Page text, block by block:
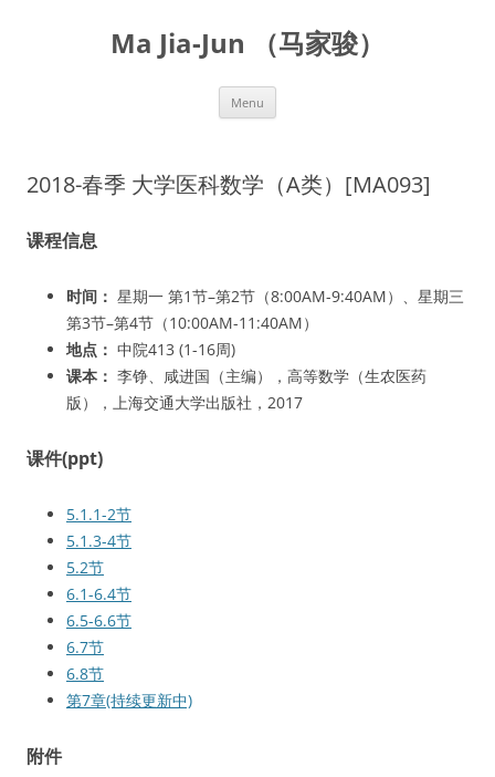
Ma Jia-Jun （马家骏）
Menu
2018-春季 大学医科数学（A类）[MA093]
课程信息
时间： 星期一 第1节–第2节（8:00AM-9:40AM）、星期三
第3节–第4节（10:00AM-11:40AM）
地点： 中院413 (1-16周)
课本： 李铮、咸进国（主编），高等数学（生农医药
版），上海交通大学出版社，2017
课件(ppt)
5.1.1-2节
5.1.3-4节
5.2节
6.1-6.4节
6.5-6.6节
6.7节
6.8节
第7章(持续更新中)
附件